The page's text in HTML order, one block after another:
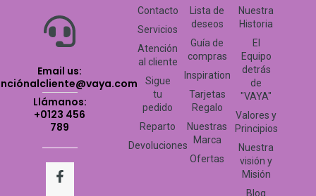
Email us:
Llámanos:
+0123 456
789
F
a
T
w
P
i
Y
o
I
n
Contacto
Servicios
Atención
al cliente
Sigue
tu
pedido
Reparto
Devoluciones
Lista de
deseos
Guía de
compras
Inspiration
Tarjetas
Regalo
Nuestras
Marca
Ofertas
Nuestra
Historia
El
Equipo
detrás
de
"VAYA"
Valores y
Principios
Nuestra
visión y
Misión
Blog